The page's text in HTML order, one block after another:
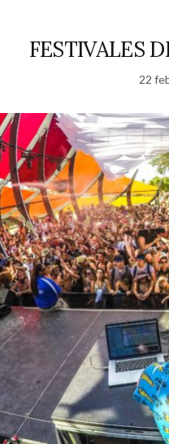
FESTIVALES
22